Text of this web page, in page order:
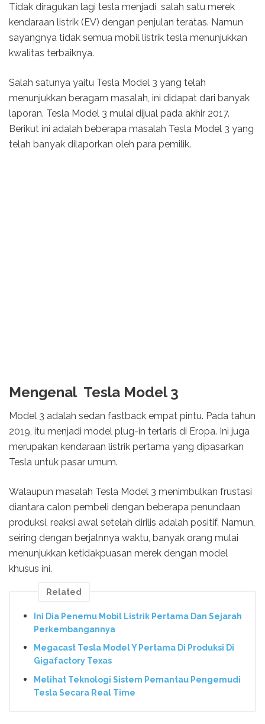
Tidak diragukan lagi tesla menjadi salah satu merek
kendaraan listrik (EV) dengan penjulan teratas. Namun
sayangnya tidak semua mobil listrik tesla menunjukkan
kwalitas terbaiknya.
Salah satunya yaitu Tesla Model 3 yang telah
menunjukkan beragam masalah, ini didapat dari banyak
laporan. Tesla Model 3 mulai dijual pada akhir 2017.
Berikut ini adalah beberapa masalah Tesla Model 3 yang
telah banyak dilaporkan oleh para pemilik.
Mengenal Tesla Model 3
Model 3 adalah sedan fastback empat pintu. Pada tahun
2019, itu menjadi model plug-in terlaris di Eropa. Ini juga
merupakan kendaraan listrik pertama yang dipasarkan
Tesla untuk pasar umum.
Walaupun masalah Tesla Model 3 menimbulkan frustasi
diantara calon pembeli dengan beberapa penundaan
produksi, reaksi awal setelah dirilis adalah positif. Namun,
seiring dengan berjalnnya waktu, banyak orang mulai
menunjukkan ketidakpuasan merek dengan model
khusus ini.
Related
Ini Dia Penemu Mobil Listrik Pertama Dan Sejarah
Perkembangannya
Megacast Tesla Model Y Pertama Di Produksi Di
Gigafactory Texas
Melihat Teknologi Sistem Pemantau Pengemudi
Tesla Secara Real Time